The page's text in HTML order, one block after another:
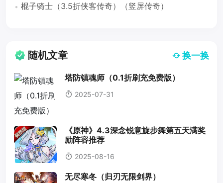
棍子骑士（3.5折侠客传奇）（竖屏传奇）
随机文章 换一换
塔防镇魂师（0.1折刷充免费版）
2025-07-31
《原神》4.3深念锐意旋步舞第五天满奖
励阵容推荐
2025-08-16
无尽寒冬（归刃无限剑界）